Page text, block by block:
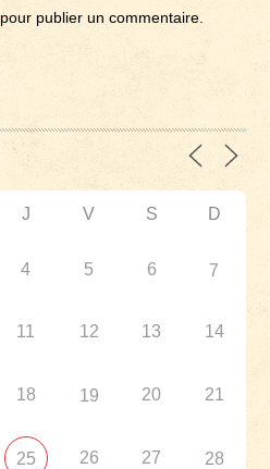
pour publier un commentaire.
J V S D
4 5 6 7
11 12 13 14
18 19 20 21
25 26 27 28